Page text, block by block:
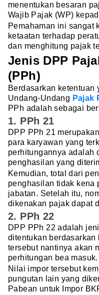
menentukan besaran
Wajib Pajak (WP)
Pemahaman ini sangat
ketaatan terhadap
dan menghitung pajak
Jenis DPP
(PPh)
Berdasarkan ketentuan
Undang-Undang Pajak
PPh adalah sebagai
1. PPh 21
DPP PPh 21
para karyawan yang
perhitungannya adalah
penghasilan yang
Kemudian, total dari
penghasilan tidak kena
jabatan. Setelah itu,
dikenakan pajak dapat
2. PPh 22
DPP PPh 22 adalah
ditentukan
tersebut nantinya akan
perhitungan bea masuk.
Nilai impor tersebut
pungutan lain yang
Pabean untuk Impor